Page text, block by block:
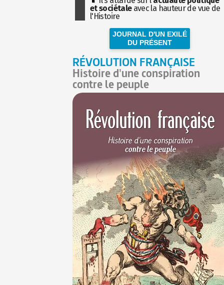
et sociétaleavec la hauteur de vue de
l'Histoire
JOURNAL D'UN EXILÉ
DU PRÉSENT
RÉVOLUTION FRANÇAISE
Histoire d'une conspiration
contre le peuple